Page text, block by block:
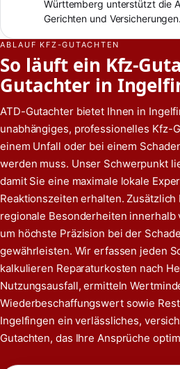
Württemberg unterstützt die
Gerichten und Versicherungen.
ABLAUF KFZ-GUTACHTEN
So läuft ein Kfz-
Gutachter in
ATD-Gutachter bietet Ihnen in
unabhängiges, professionelles Kfz-
einem Unfall oder bei einem
werden muss. Unser Schwerpunkt
damit Sie eine maximale lokale
Reaktionszeiten erhalten.
regionale Besonderheiten innerhalb
um höchste Präzision bei der
gewährleisten. Wir erfassen jeden
kalkulieren Reparaturkosten nach
Nutzungsausfall, ermitteln
Wiederbeschaffungswert sowie
Ingelfingen ein verlässliches,
Gutachten, das Ihre Ansprüche